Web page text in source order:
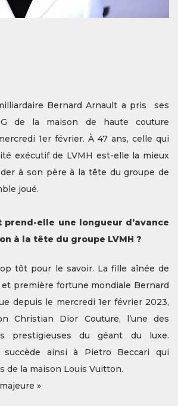
Bernard Arnault a pris ses
de la maison de haute couture
1er février. À 47 ans, celle qui
exécutif de LVMH est-elle la mieux
à son père à la tête du groupe de
joué.
prend-elle une longueur d’avance
à la tête du groupe LVMH ?
tôt pour le savoir. La fille aînée de
et première fortune mondiale Bernard
depuis le mercredi 1er février 2023,
Christian Dior Couture, l’une des
prestigieuses du géant du luxe.
succède ainsi à Pietro Beccari qui
de la maison Louis Vuitton.
»